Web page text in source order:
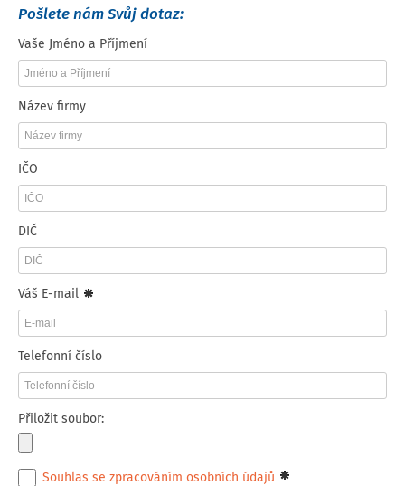
Pošlete nám Svůj dotaz:
Vaše Jméno a Příjmení
Název firmy
IČO
DIČ
Váš E-mail
Telefonní číslo
Přiložit soubor:
Souhlas se zpracováním osobních údajů